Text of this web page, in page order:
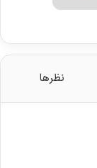
نظرها